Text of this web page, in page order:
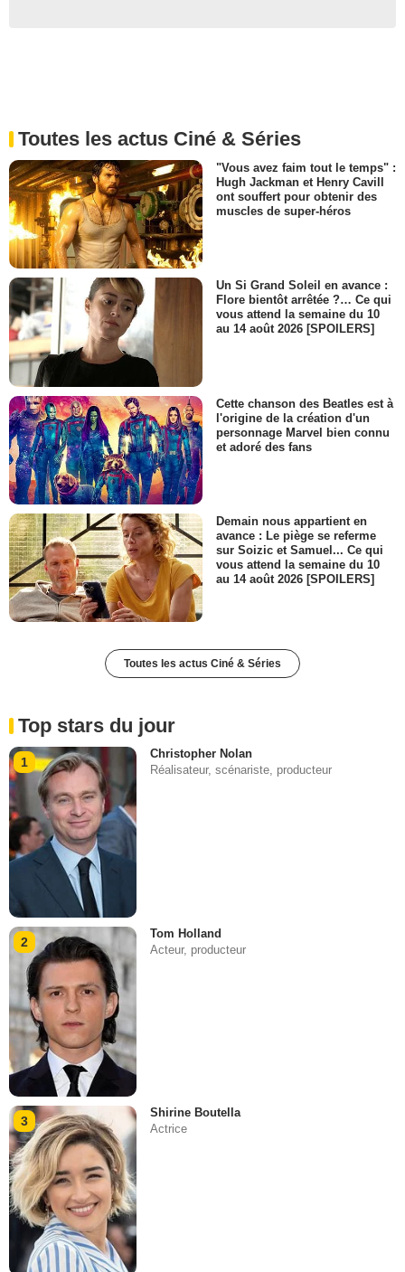
Toutes les actus Ciné & Séries
"Vous avez faim tout le temps" :
Hugh Jackman et Henry Cavill
ont souffert pour obtenir des
muscles de super-héros
Un Si Grand Soleil en avance :
Flore bientôt arrêtée ?… Ce qui
vous attend la semaine du 10
au 14 août 2026 [SPOILERS]
Cette chanson des Beatles est à
l'origine de la création d'un
personnage Marvel bien connu
et adoré des fans
Demain nous appartient en
avance : Le piège se referme
sur Soizic et Samuel... Ce qui
vous attend la semaine du 10
au 14 août 2026 [SPOILERS]
Toutes les actus Ciné & Séries
Top stars du jour
1
Christopher Nolan
Réalisateur, scénariste, producteur
2
Tom Holland
Acteur, producteur
3
Shirine Boutella
Actrice